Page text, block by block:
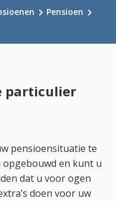
Pensioen
particulier
pensioensituatie te
en kunt u
dat u voor ogen
doen voor uw